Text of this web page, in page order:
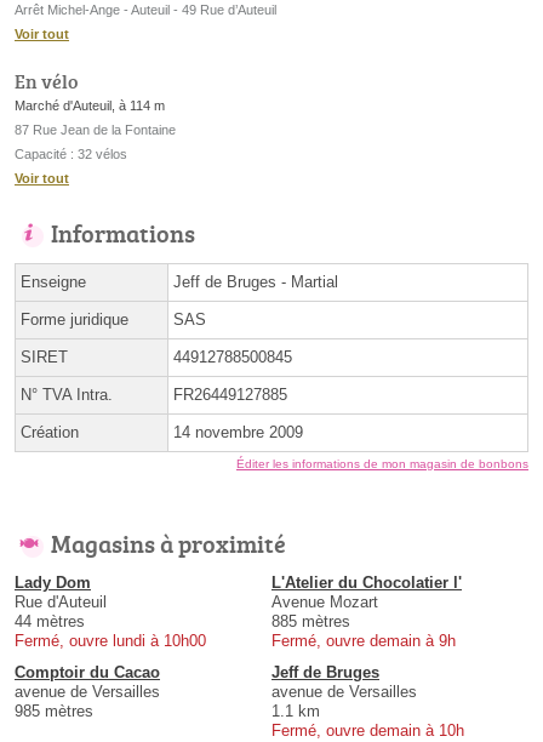
Arrêt Michel-Ange - Auteuil - 49 Rue d’Auteuil
Voir tout
En vélo
Marché d'Auteuil, à 114 m
87 Rue Jean de la Fontaine
Capacité : 32 vélos
Voir tout
Informations
Enseigne Jeff de Bruges - Martial
Forme juridique SAS
SIRET 44912788500845
N° TVA Intra. FR26449127885
Création 14 novembre 2009
Éditer les informations de mon magasin de bonbons
Magasins à proximité
Lady Dom
Rue d'Auteuil
44 mètres
Fermé, ouvre lundi à 10h00
L'Atelier du Chocolatier l'
Avenue Mozart
885 mètres
Fermé, ouvre demain à 9h
Comptoir du Cacao
avenue de Versailles
985 mètres
Jeff de Bruges
avenue de Versailles
1.1 km
Fermé, ouvre demain à 10h